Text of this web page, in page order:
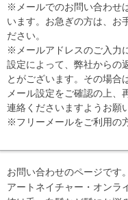
※メールでのお問い合わせ
います。お急ぎの方は、お
ださい。
※メールアドレスのご入力
設定によって、弊社からの
とがございます。その場合
メール設定をご確認の上、
連絡くださいますようお願
※フリーメールをご利用の
お問い合わせのページです
アートネイチャー・オンラ